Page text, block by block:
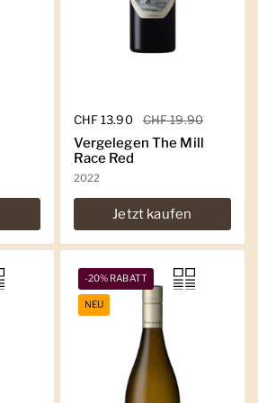
Regulärer Preis
CHF 13.90 Sale-Preis
CHF 19.90
Vergelegen The Mill
Race Red
2022
Jetzt kaufen
-20% RABATT
NEU